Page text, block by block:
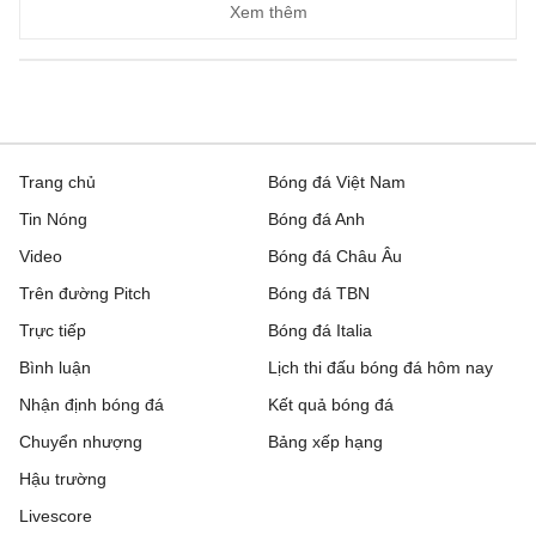
Xem thêm
Trang chủ
Tin Nóng
Video
Trên đường Pitch
Trực tiếp
Bóng đá Việt Nam
Bóng đá Anh
Bóng đá Châu Âu
Bóng đá TBN
Bóng đá Italia
Bình luận
Nhận định bóng đá
Chuyển nhượng
Hậu trường
Livescore
Lịch thi đấu bóng đá hôm nay
Kết quả bóng đá
Bảng xếp hạng